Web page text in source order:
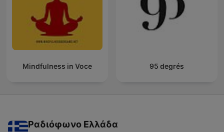
Mindfulness in Voce 95 degrés
Ραδιόφωνο Ελλάδα